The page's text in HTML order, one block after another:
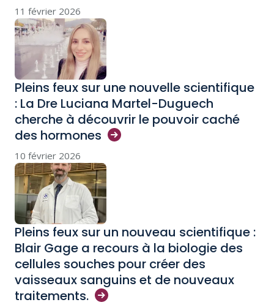
11 février 2026
Pleins feux sur une nouvelle scientifique
: La Dre Luciana Martel-Duguech
cherche à découvrir le pouvoir caché
des hormones
10 février 2026
Pleins feux sur un nouveau scientifique :
Blair Gage a recours à la biologie des
cellules souches pour créer des
vaisseaux sanguins et de nouveaux
traitements.